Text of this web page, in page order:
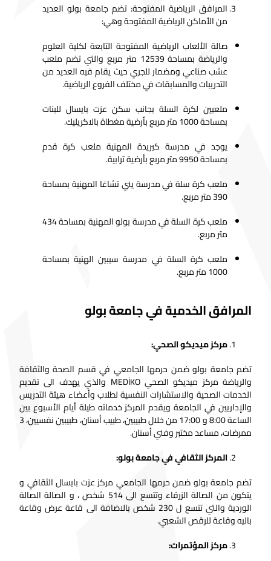
المرافق الرياضية المفتوحة: تضم جامعة بولو العديد
من الأماكن الرياضية المفتوحة وهي:
صالة الألعاب الرياضية المفتوحة التابعة لكلية العلوم
والرياضة بمساحة 12539 متر مربع والتي تضم ملعب
عشب صناعي ومضمار للجري حيث يقام فيه العديد من
التدريبات والمسابقات في مختلف الفروع الرياضية.
ملعبين لكرة السلة بجانب سكن عزت بايسال للبنات
بمساحة 1000 متر مربع بأرضية مغطاة بالاكريليك.
يوجد في مدرسة كيريدة المهنية ملعب كرة قدم
بمساحة 9950 متر مربع بأرضية ترابية.
ملعب كرة سلة في مدرسة يني تشاغا المهنية بمساحة
390 متر مربع.
ملعب كرة السلة في مدرسة بولو المهنية بمساحة 434
متر مربع.
ملعب كرة السلة في مدرسة سيبين الهنية بمساحة
1000 متر مربع.
المرافق الخدمية في جامعة بولو
مركز ميديكو الصحي:
تضم جامعة بولو ضمن حرمها الجامعي في قسم الصحة والثقافة
والرياضة مركز ميديكو الصحي MEDİKO والذي يهدف الى تقديم
الخدمات الصحية والاستشارات النفسية لطلاب وأعضاء هيئة التدريس
والإداريين في الجامعة ويقدم المركز خدماته طيلة أيام الأسبوع بين
الساعة 8:00 و 17:00 من خلال طبيبين، طبيب أسنان، طبيبين نفسيين، 3
ممرضات، مساعد مختبر وفني أسنان.
المركز الثقافي في جامعة بولو:
تضم جامعة بولو ضمن حرمها الجامعي مركز عزت بايسال الثقافي و
يتكون من الصالة الزرقاء وتتسع الى 514 شخص ، و الصالة الصالة
الوردية والتي تتسع ل 230 شخص بالاضافة الى قاعة عرض وقاعة
باليه وقاعة للرقص الشعبي.
مركز المؤتمرات: